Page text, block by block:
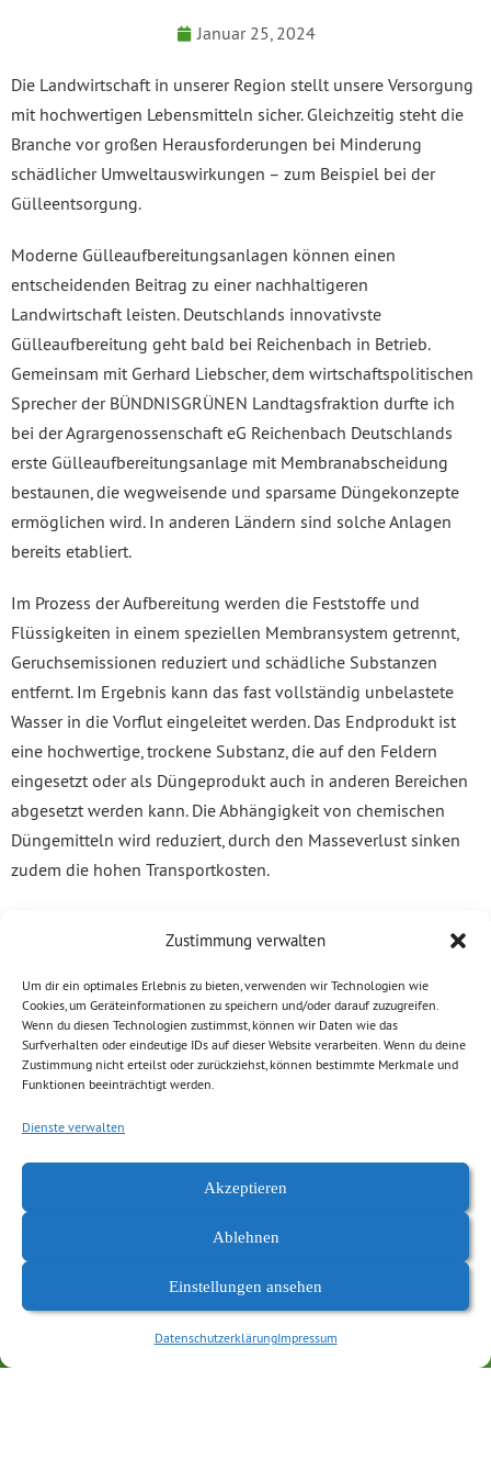
Zustimmung verwalten
Um dir ein optimales Erlebnis zu bieten, verwenden wir Technologien wie
Cookies, um Geräteinformationen zu speichern und/oder darauf zuzugreifen.
Wenn du diesen Technologien zustimmst, können wir Daten wie das
Surfverhalten oder eindeutige IDs auf dieser Website verarbeiten. Wenn du deine
Zustimmung nicht erteilst oder zurückziehst, können bestimmte Merkmale und
Funktionen beeinträchtigt werden.
Dienste verwalten
Akzeptieren
Ablehnen
Einstellungen ansehen
DatenschutzerklärungImpressum
Januar 25, 2024
Die Landwirtschaft in unserer Region stellt unsere Versorgung
mit hochwertigen Lebensmitteln sicher. Gleichzeitig steht die
Branche vor großen Herausforderungen bei Minderung
schädlicher Umweltauswirkungen – zum Beispiel bei der
Gülleentsorgung.
Moderne Gülleaufbereitungsanlagen können einen
entscheidenden Beitrag zu einer nachhaltigeren
Landwirtschaft leisten. Deutschlands innovativste
Gülleaufbereitung geht bald bei Reichenbach in Betrieb.
Gemeinsam mit Gerhard Liebscher, dem wirtschaftspolitischen
Sprecher der BÜNDNISGRÜNEN Landtagsfraktion durfte ich
bei der Agrargenossenschaft eG Reichenbach Deutschlands
erste Gülleaufbereitungsanlage mit Membranabscheidung
bestaunen, die wegweisende und sparsame Düngekonzepte
ermöglichen wird. In anderen Ländern sind solche Anlagen
bereits etabliert.
Im Prozess der Aufbereitung werden die Feststoffe und
Flüssigkeiten in einem speziellen Membransystem getrennt,
Geruchsemissionen reduziert und schädliche Substanzen
entfernt. Im Ergebnis kann das fast vollständig unbelastete
Wasser in die Vorflut eingeleitet werden. Das Endprodukt ist
eine hochwertige, trockene Substanz, die auf den Feldern
eingesetzt oder als Düngeprodukt auch in anderen Bereichen
abgesetzt werden kann. Die Abhängigkeit von chemischen
Düngemitteln wird reduziert, durch den Masseverlust sinken
zudem die hohen Transportkosten.
Geschäftsführer Lars Bittermann beeindruckt uns, da er hier
eine Vorreiterrolle einnimmt. In seiner großen und modernen
Milchviehanlage fällt viel Gülle an. Diese enthält wichtige
Nährstoffe wie Stickstoff, Phosphor und Kalium. Doch Zuviel
dieser Nährstoffe im Boden und Grundwasser können aber zu
Wir waren uns einig, dass eine zukunftsfähige und resiliente
Landwirtschaft gemeinsame Anstrengungen zur Lösung dieser
Konflikte und neuartige Ansätze erfordert.